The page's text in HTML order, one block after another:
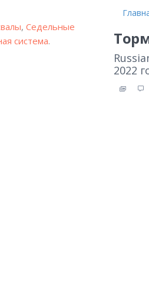
, Седельные
система.
2022